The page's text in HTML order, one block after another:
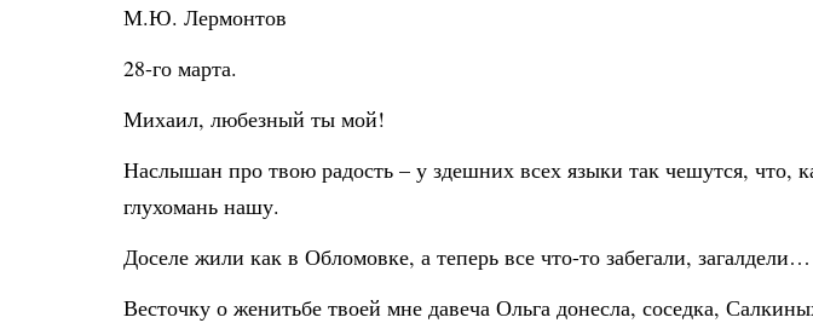
М.Ю. Лермонтов
28-го марта.
Михаил, любезный ты мой!
Наслышан про твою радость – у здешних всех языки так чешутся, что,
глухомань нашу.
Доселе жили как в Обломовке, а теперь все что-то забегали,
Весточку о женитьбе твоей мне давеча Ольга донесла, соседка,